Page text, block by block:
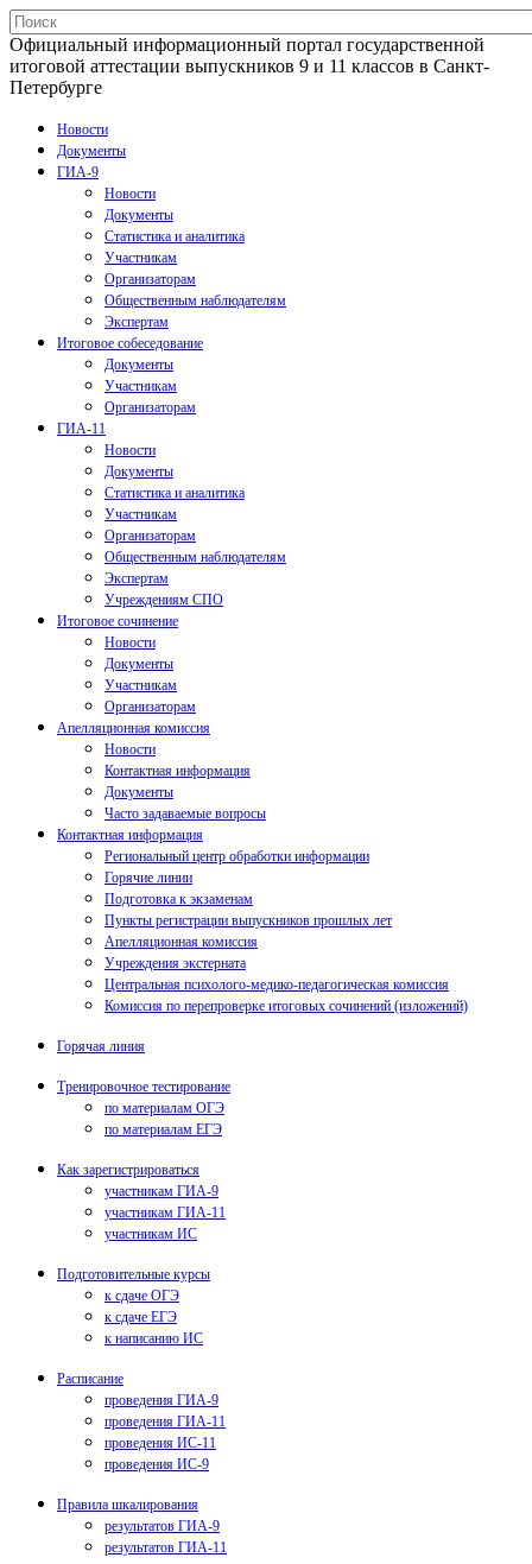
Официальный информационный портал государственной
итоговой аттестации выпускников 9 и 11 классов в Санкт-
Петербурге
Новости
Документы
ГИА-9
Новости
Документы
Статистика и аналитика
Участникам
Организаторам
Общественным наблюдателям
Экспертам
Итоговое собеседование
Документы
Участникам
Организаторам
ГИА-11
Новости
Документы
Статистика и аналитика
Участникам
Организаторам
Общественным наблюдателям
Экспертам
Учреждениям СПО
Итоговое сочинение
Новости
Документы
Участникам
Организаторам
Апелляционная комиссия
Новости
Контактная информация
Документы
Часто задаваемые вопросы
Контактная информация
Региональный центр обработки информации
Горячие линии
Подготовка к экзаменам
Пункты регистрации выпускников прошлых лет
Апелляционная комиссия
Учреждения экстерната
Центральная психолого-медико-педагогическая комиссия
Комиссия по перепроверке итоговых сочинений (изложений)
Горячая линия
Тренировочное тестирование
по материалам ОГЭ
по материалам ЕГЭ
Как зарегистрироваться
участникам ГИА-9
участникам ГИА-11
участникам ИС
Подготовительные курсы
к сдаче ОГЭ
к сдаче ЕГЭ
к написанию ИС
Расписание
проведения ГИА-9
проведения ГИА-11
проведения ИС-11
проведения ИС-9
Правила шкалирования
результатов ГИА-9
результатов ГИА-11